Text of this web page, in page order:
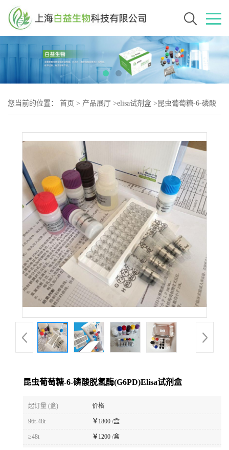
您当前的位置： 首页 > 产品展厅 >elisa试剂盒 > 昆虫葡萄糖-6-磷酸
昆虫葡萄糖-6-磷酸脱氢酶(G6PD)Elisa试剂盒
起订量 (盒) 价格
96t-48t ￥ 1800 /盒
≥48t ￥ 1200 /盒